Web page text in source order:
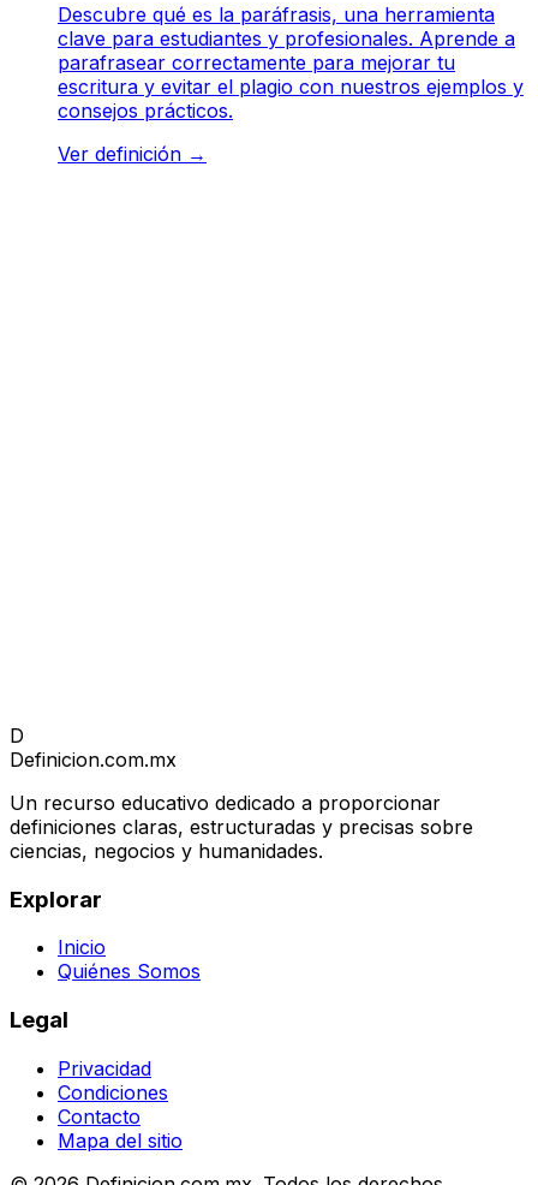
Descubre qué es la paráfrasis, una herramienta
clave para estudiantes y profesionales. Aprende a
parafrasear correctamente para mejorar tu
escritura y evitar el plagio con nuestros ejemplos y
consejos prácticos.
Ver definición →
D
Definicion.com.mx
Un recurso educativo dedicado a proporcionar
definiciones claras, estructuradas y precisas sobre
ciencias, negocios y humanidades.
Explorar
Inicio
Quiénes Somos
Legal
Privacidad
Condiciones
Contacto
Mapa del sitio